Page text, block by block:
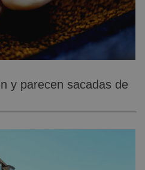
y parecen sacadas de